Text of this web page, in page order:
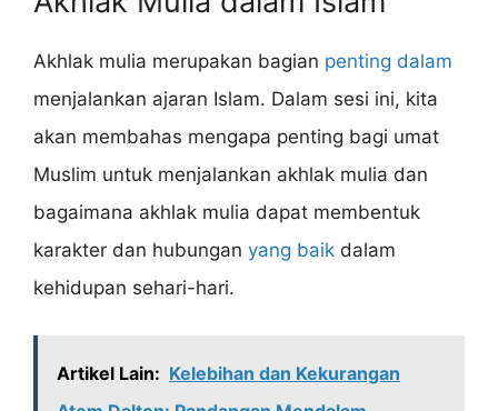
Akhlak mulia merupakan bagian penting dalam
menjalankan ajaran Islam. Dalam sesi ini, kita
akan membahas mengapa penting bagi umat
Muslim untuk menjalankan akhlak mulia dan
bagaimana akhlak mulia dapat membentuk
karakter dan hubungan yang baik dalam
kehidupan sehari-hari.
Artikel Lain: Kelebihan dan Kekurangan